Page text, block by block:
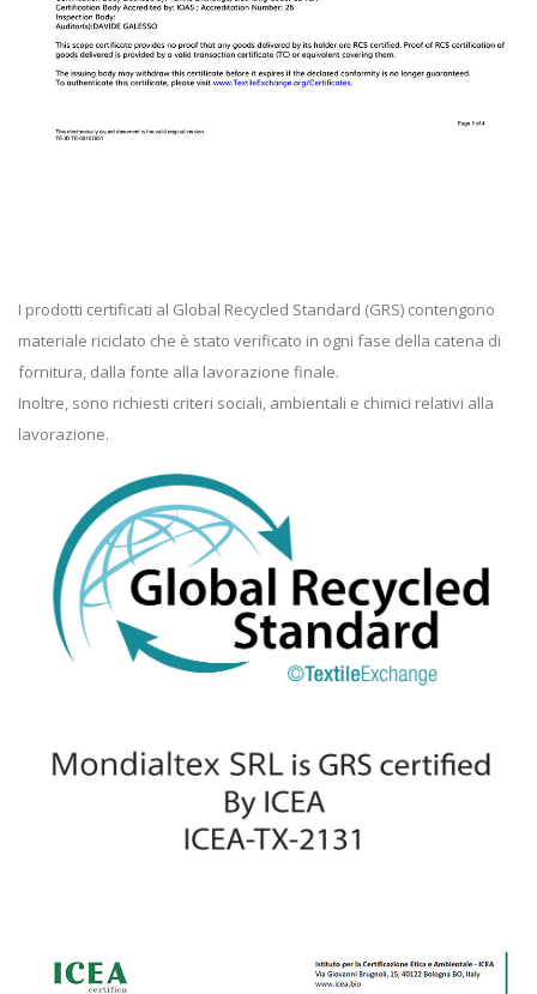
I prodotti certificati al Global Recycled Standard (GRS) contengono
materiale riciclato che è stato verificato in ogni fase della catena di
fornitura, dalla fonte alla lavorazione finale.
Inoltre, sono richiesti criteri sociali, ambientali e chimici relativi alla
lavorazione.